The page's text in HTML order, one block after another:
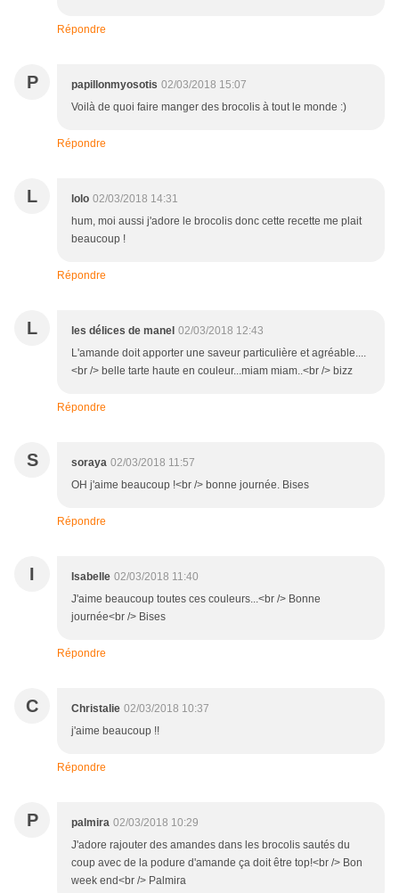
Répondre
P papillonmyosotis 02/03/2018 15:07
Voilà de quoi faire manger des brocolis à tout le monde :)
Répondre
L lolo 02/03/2018 14:31
hum, moi aussi j'adore le brocolis donc cette recette me plait
beaucoup !
Répondre
L les délices de manel 02/03/2018 12:43
L'amande doit apporter une saveur particulière et agréable....
<br /> belle tarte haute en couleur...miam miam..<br /> bizz
Répondre
S soraya 02/03/2018 11:57
OH j'aime beaucoup !<br /> bonne journée. Bises
Répondre
I Isabelle 02/03/2018 11:40
J'aime beaucoup toutes ces couleurs...<br /> Bonne
journée<br /> Bises
Répondre
C Christalie 02/03/2018 10:37
j'aime beaucoup !!
Répondre
P palmira 02/03/2018 10:29
J'adore rajouter des amandes dans les brocolis sautés du
coup avec de la podure d'amande ça doit être top!<br /> Bon
week end<br /> Palmira